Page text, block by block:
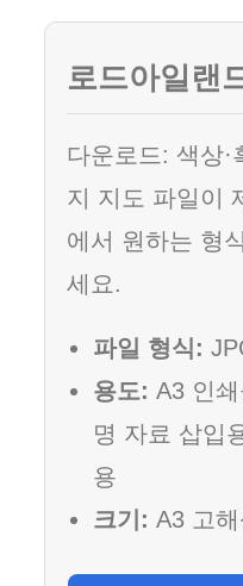
로드아일랜
다운로드: 색상·
지 지도 파일이
에서 원하는 형
세요.
파일 형식:
용도: A3 인
명 자료 삽입
용
크기: A3 고